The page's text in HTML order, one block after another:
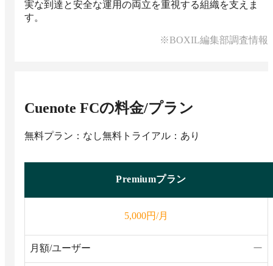
実な到達と安全な運用の両立を重視する組織を支えま
す。
※BOXIL編集部調査情報
Cuenote FCの料金/プラン
無料プラン：なし無料トライアル：あり
Premiumプラン
5,000円/月
月額/ユーザー ー